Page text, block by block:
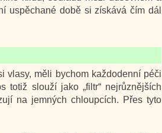
uspěchané době si získává čím dál
vlasy, měli bychom každodenní péči
totiž slouží jako „filtr“ nejrůznějších
na jemných chloupcích. Přes tyto